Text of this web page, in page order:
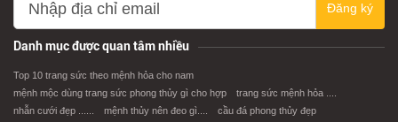
Đăng ký
Danh mục được quan tâm nhiều
Top 10 trang sức theo mệnh hỏa cho nam
mệnh mộc dùng trang sức phong thủy gì cho hợp
trang sức mệnh hỏa ....
nhẫn cưới đẹp ......
mệnh thủy nên đeo gì....
cầu đá phong thủy đẹp